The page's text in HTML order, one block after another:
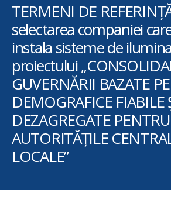
TERMENI DE
selectarea companiei
instala sisteme de
proiectului
GUVERNĂRII BAZATE
DEMOGRAFICE FIABILE
DEZAGREGATE PENTRU
AUTORITĂȚILE
LOCALE”